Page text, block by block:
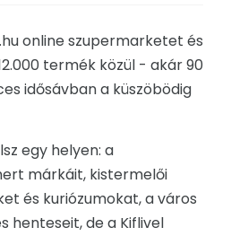
online szupermarketet és
termék közül - akár 90
idősávban a küszöbödig
egy helyen: a
márkáit, kistermelői
és kuriózumokat, a város
henteseit, de a Kiflivel